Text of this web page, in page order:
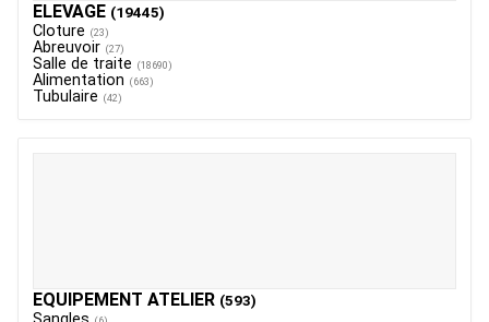
ELEVAGE (19445)
Cloture (23)
Abreuvoir (27)
Salle de traite (18690)
Alimentation (663)
Tubulaire (42)
EQUIPEMENT ATELIER (593)